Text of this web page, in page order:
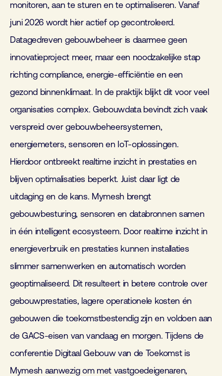
monitoren, aan te sturen en te optimaliseren. Vanaf
juni 2026 wordt hier actief op gecontroleerd.
Datagedreven gebouwbeheer is daarmee geen
innovatieproject meer, maar een noodzakelijke stap
richting compliance, energie-efficiëntie en een
gezond binnenklimaat. In de praktijk blijkt dit voor veel
organisaties complex. Gebouwdata bevindt zich vaak
verspreid over gebouwbeheersystemen,
energiemeters, sensoren en IoT-oplossingen.
Hierdoor ontbreekt realtime inzicht in prestaties en
blijven optimalisaties beperkt. Juist daar ligt de
uitdaging en de kans. Mymesh brengt
gebouwbesturing, sensoren en databronnen samen
in één intelligent ecosysteem. Door realtime inzicht in
energieverbruik en prestaties kunnen installaties
slimmer samenwerken en automatisch worden
geoptimaliseerd. Dit resulteert in betere controle over
gebouwprestaties, lagere operationele kosten én
gebouwen die toekomstbestendig zijn en voldoen aan
de GACS-eisen van vandaag en morgen. Tijdens de
conferentie Digitaal Gebouw van de Toekomst is
Mymesh aanwezig om met vastgoedeigenaren,